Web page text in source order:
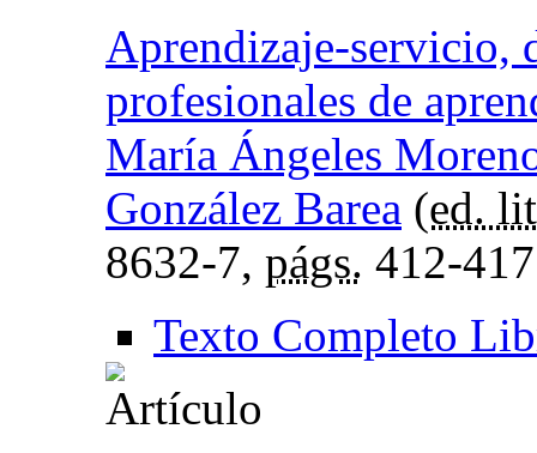
Aprendizaje-servicio,
profesionales de
María Ángeles
González Barea (ed.
8632-7, págs. 412-417
Texto Completo